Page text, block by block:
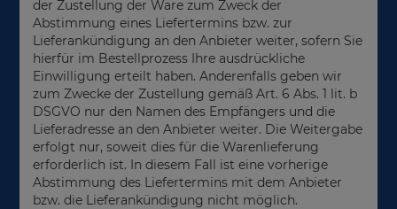
der Zustellung der Ware zum Zweck der
Abstimmung eines Liefertermins bzw. zur
Lieferankündigung an den Anbieter weiter, sofern Sie
hierfür im Bestellprozess Ihre ausdrückliche
Einwilligung erteilt haben. Anderenfalls geben wir
zum Zwecke der Zustellung gemäß Art. 6 Abs. 1 lit. b
DSGVO nur den Namen des Empfängers und die
Lieferadresse an den Anbieter weiter. Die Weitergabe
erfolgt nur, soweit dies für die Warenlieferung
erforderlich ist. In diesem Fall ist eine vorherige
Abstimmung des Liefertermins mit dem Anbieter
bzw. die Lieferankündigung nicht möglich.